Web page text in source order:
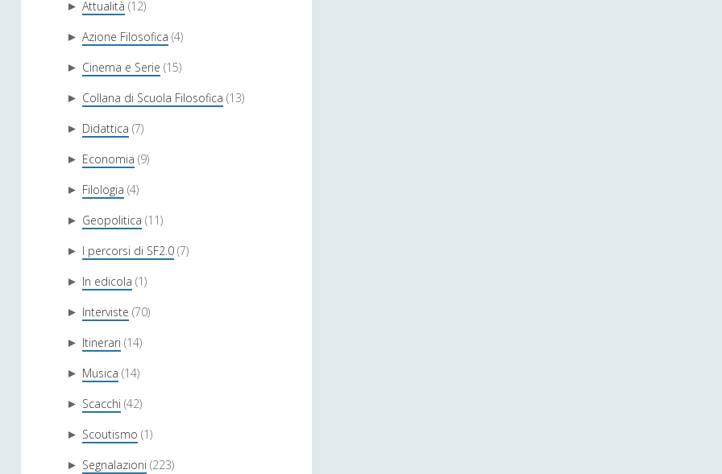
► Attualità (12)
► Azione Filosofica (4)
► Cinema e Serie (15)
► Collana di Scuola Filosofica (13)
► Didattica (7)
► Economia (9)
► Filologia (4)
► Geopolitica (11)
► I percorsi di SF2.0 (7)
► In edicola (1)
► Interviste (70)
► Itinerari (14)
► Musica (14)
► Scacchi (42)
► Scoutismo (1)
► Segnalazioni (223)